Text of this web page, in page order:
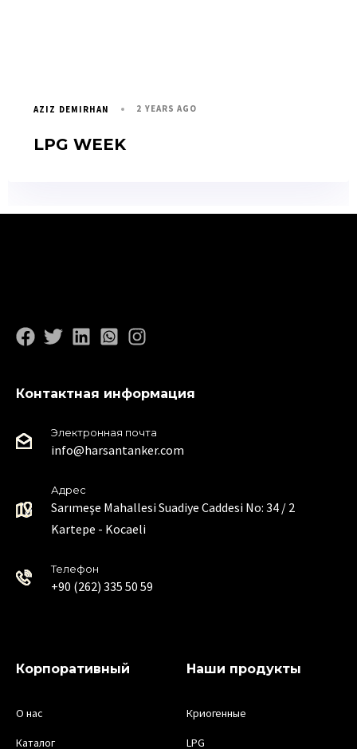
AZIZ DEMIRHAN 2 YEARS AGO
LPG WEEK
Контактная информация
Электронная почта
info@harsantanker.com
Адрес
Sarımeşe Mahallesi Suadiye Caddesi No: 34 / 2
Kartepe - Kocaeli
Телефон
+90 (262) 335 50 59
Корпоративный
О нас
Каталог
Наши продукты
Криогенные
LPG